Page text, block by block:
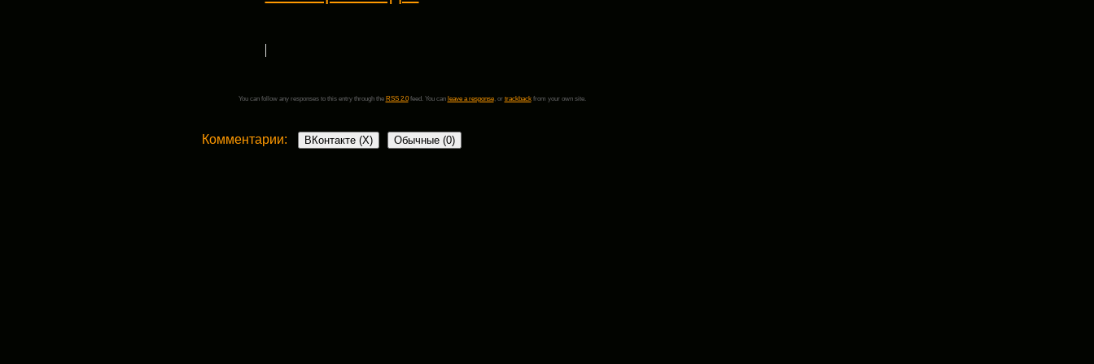
You can follow any responses to this entry through the RSS 2.0feed. You can leave a response, or trackbackfrom your own site.
Комментарии: ВКонтакте (X) Обычные (0)